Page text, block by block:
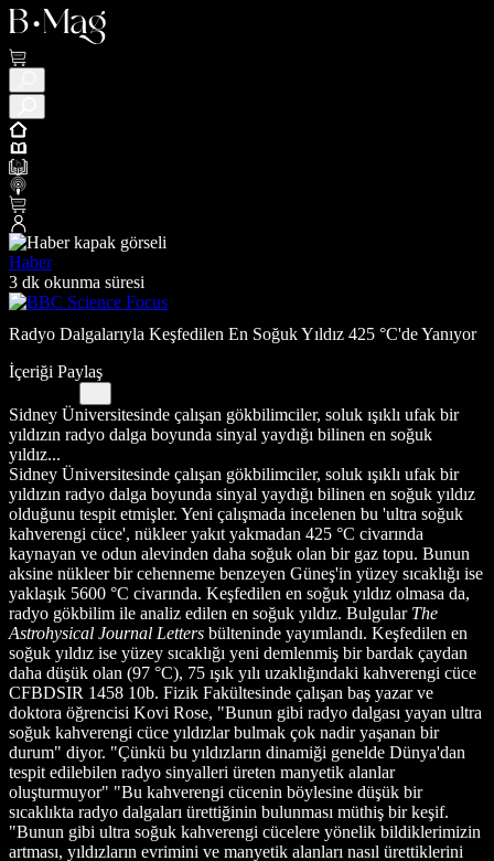
Haber
3 dk okunma süresi
Radyo Dalgalarıyla Keşfedilen En Soğuk Yıldız 425 °C'de Yanıyor
İçeriği Paylaş
Sidney Üniversitesinde çalışan gökbilimciler, soluk ışıklı ufak bir
yıldızın radyo dalga boyunda sinyal yaydığı bilinen en soğuk
yıldız...
Sidney Üniversitesinde çalışan gökbilimciler, soluk ışıklı ufak bir
yıldızın radyo dalga boyunda sinyal yaydığı bilinen en soğuk yıldız
olduğunu tespit etmişler. Yeni çalışmada incelenen bu 'ultra soğuk
kahverengi cüce', nükleer yakıt yakmadan 425 °C civarında
kaynayan ve odun alevinden daha soğuk olan bir gaz topu. Bunun
aksine nükleer bir cehenneme benzeyen Güneş'in yüzey sıcaklığı ise
yaklaşık 5600 °C civarında. Keşfedilen en soğuk yıldız olmasa da,
radyo gökbilim ile analiz edilen en soğuk yıldız. Bulgular The
Astrohysical Journal Letters bülteninde yayımlandı. Keşfedilen en
soğuk yıldız ise yüzey sıcaklığı yeni demlenmiş bir bardak çaydan
daha düşük olan (97 °C), 75 ışık yılı uzaklığındaki kahverengi cüce
CFBDSIR 1458 10b. Fizik Fakültesinde çalışan baş yazar ve
doktora öğrencisi Kovi Rose, "Bunun gibi radyo dalgası yayan ultra
soğuk kahverengi cüce yıldızlar bulmak çok nadir yaşanan bir
durum" diyor. "Çünkü bu yıldızların dinamiği genelde Dünya'dan
tespit edilebilen radyo sinyalleri üreten manyetik alanlar
oluşturmuyor" "Bu kahverengi cücenin böylesine düşük bir
sıcaklıkta radyo dalgaları ürettiğinin bulunması müthiş bir keşif.
"Bunun gibi ultra soğuk kahverengi cücelere yönelik bildiklerimizin
artması, yıldızların evrimini ve manyetik alanları nasıl ürettiklerini